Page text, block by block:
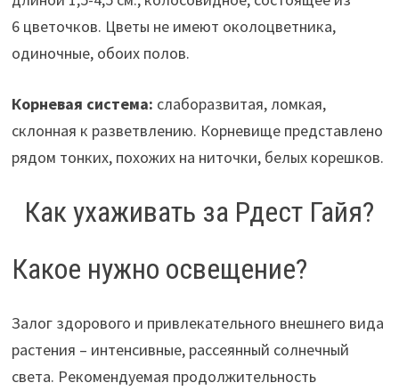
6 цветочков. Цветы не имеют околоцветника,
одиночные, обоих полов.
Корневая система: слаборазвитая, ломкая,
склонная к разветвлению. Корневище представлено
рядом тонких, похожих на ниточки, белых корешков.
Как ухаживать за Рдест Гайя?
Какое нужно освещение?
Залог здорового и привлекательного внешнего вида
растения – интенсивные, рассеянный солнечный
света. Рекомендуемая продолжительность